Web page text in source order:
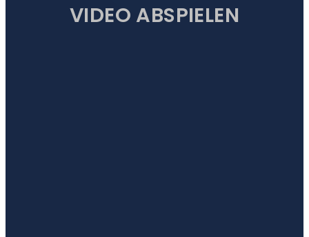
VIDEO ABSPIELEN